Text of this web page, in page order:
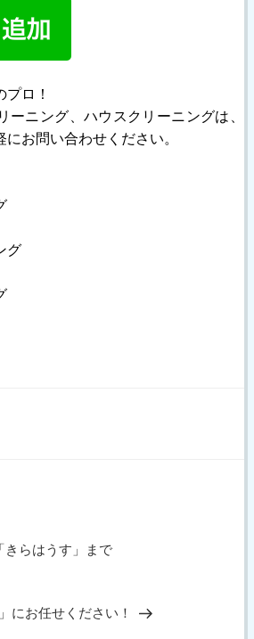
ロ！
ーニング、ハウスクリーニングは、
お問い合わせください。
グ
きらはうす」まで
にお任せください！